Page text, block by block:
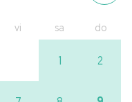
vi sa do
1 2